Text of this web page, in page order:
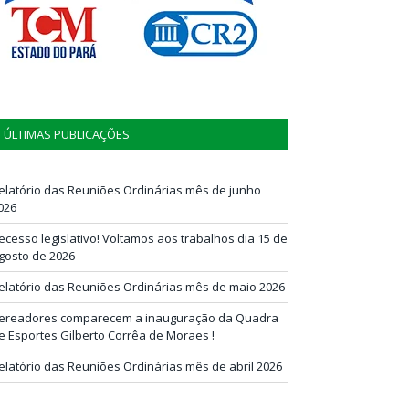
ÚLTIMAS PUBLICAÇÕES
das Reuniões Ordinárias mês de junho
legislativo! Voltamos aos trabalhos dia 15 de
de 2026
das Reuniões Ordinárias mês de maio 2026
comparecem a inauguração da Quadra
Esportes Gilberto Corrêa de Moraes !
das Reuniões Ordinárias mês de abril 2026